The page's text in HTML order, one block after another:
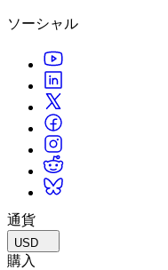
Unity がサポートする 25
LiveOps
ローンチ後のインサイ
成長
詳しく見る
発見され、モバイルユー
ストアとD2C全体でIAP
収益化
運用の卓越性を達成する
小売
店内体験をオンライン体
自動車
イノベーションと車内体
すべての業界を見る
技術用語のライブラリ
ケーススタディ
実際の成功事例
ベストプラクティスガイ
専門家のヒントとコツ
デモ
デモ、サンプル、ビルデ
すべてのリソース
新機能
ライブストリーム
Unity Awards
世界中のUnityクリエイタ
Unity は初めてですか？
ハウツーガイド
実用的なヒントとベスト
教育
学生向け
キャリアをスタートさせ
教育を大幅に強化
教育機関向けライセンス
ソーシャル
通貨
USD
購入